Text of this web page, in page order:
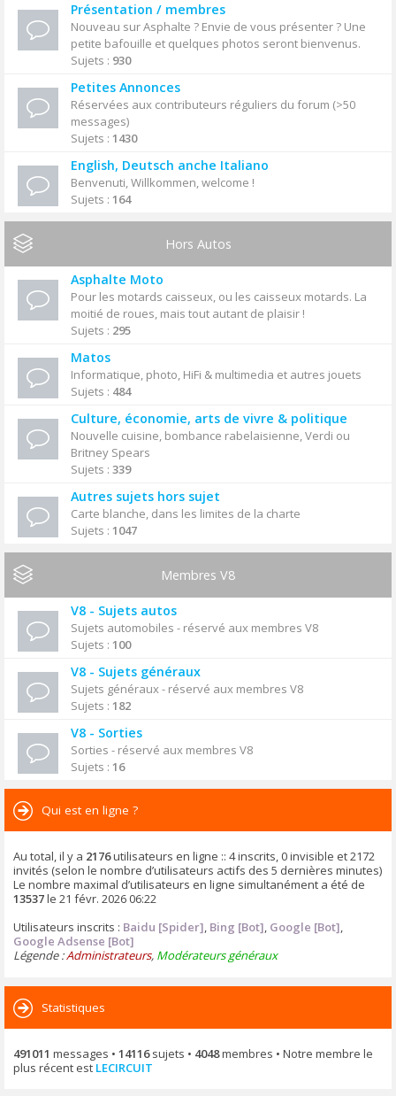
Présentation / membres
Nouveau sur Asphalte ? Envie de vous présenter ? Une
petite bafouille et quelques photos seront bienvenus.
Sujets : 930
Petites Annonces
Réservées aux contributeurs réguliers du forum (>50
messages)
Sujets : 1430
English, Deutsch anche Italiano
Benvenuti, Willkommen, welcome !
Sujets : 164
Hors Autos
Asphalte Moto
Pour les motards caisseux, ou les caisseux motards. La
moitié de roues, mais tout autant de plaisir !
Sujets : 295
Matos
Informatique, photo, HiFi & multimedia et autres jouets
Sujets : 484
Culture, économie, arts de vivre & politique
Nouvelle cuisine, bombance rabelaisienne, Verdi ou
Britney Spears
Sujets : 339
Autres sujets hors sujet
Carte blanche, dans les limites de la charte
Sujets : 1047
Membres V8
V8 - Sujets autos
Sujets automobiles - réservé aux membres V8
Sujets : 100
V8 - Sujets généraux
Sujets généraux - réservé aux membres V8
Sujets : 182
V8 - Sorties
Sorties - réservé aux membres V8
Sujets : 16
Qui est en ligne ?
Au total, il y a 2176utilisateurs en ligne :: 4 inscrits, 0 invisible et 2172
invités (selon le nombre d’utilisateurs actifs des 5 dernières minutes)
Le nombre maximal d’utilisateurs en ligne simultanément a été de
13537le 21 févr. 2026 06:22
Utilisateurs inscrits : Baidu [Spider], Bing [Bot], Google [Bot],
Google Adsense [Bot]
Légende :Administrateurs, Modérateurs généraux
Statistiques
491011 messages • 14116sujets • 4048membres • Notre membre le
plus récent est LECIRCUIT